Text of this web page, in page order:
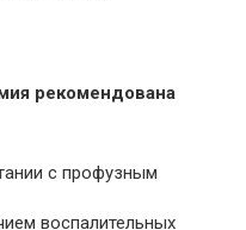
рекомендована
с профузным
воспалительных